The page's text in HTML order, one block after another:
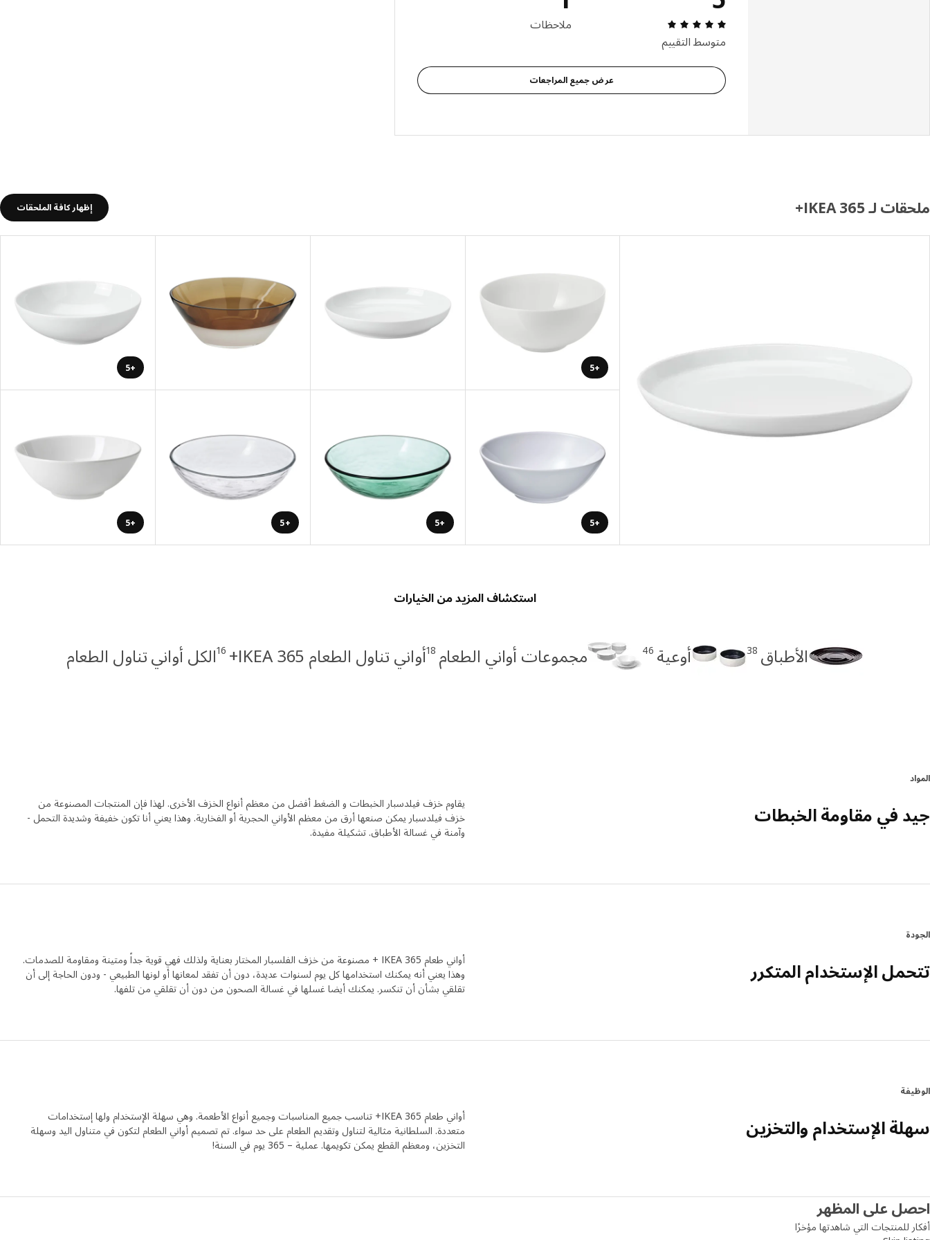
متوسط التقييم
ملاحظات
عرض جميع المراجعات
ملحقات لـ IKEA 365+ إظهار كافة الملحقات
+5
+5
+5
+5
+5
+5
استكشاف المزيد من الخيارات
الأطباق 38 أوعية 46 مجموعات أواني الطعام 18أواني تناول الطعام IKEA 365+ 16الكل أواني تناول الطعام
المواد
جيد في مقاومة الخبطات
يقاوم خزف فيلدسبار الخبطات و الضغط أفضل من معظم أنواع الخزف الأخرى. لهذا فإن المنتجات المصنوعة من
خزف فيلدسبار يمكن صنعها أرق من معظم الأواني الحجرية أو الفخارية. وهذا يعني أنا تكون خفيفة وشديدة التحمل -
وآمنة في غسالة الأطباق. تشكيلة مفيدة.
الجودة
تتحمل الإستخدام المتكرر
أواني طعام IKEA 365 + مصنوعة من خزف الفلسبار المختار بعناية ولذلك فهي قوية جداً ومتينة ومقاومة للصدمات.
وهذا يعني أنه يمكنك استخدامها كل يوم لسنوات عديدة، دون أن تفقد لمعانها أو لونها الطبيعي - ودون الحاجة إلى أن
تقلقي بشأن أن تنكسر. يمكنك أيضا غسلها في غسالة الصحون من دون أن تقلقي من تلفها.
الوظيفة
سهلة الإستخدام والتخزين
أواني طعام IKEA 365+ تناسب جميع المناسبات وجميع أنواع الأطعمة. وهي سهلة الإستخدام ولها إستخدامات
متعددة. السلطانية مثالية لتناول وتقديم الطعام على حد سواء. تم تصميم أواني الطعام لتكون في متناول اليد وسهلة
التخزين، ومعظم القطع يمكن تكويمها. عملية – 365 يوم في السنة!
احصل على المظهر
أفكار للمنتجات التي شاهدتها مؤخرًا